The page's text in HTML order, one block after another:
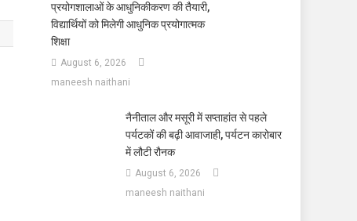
प्रयोगशालाओं के आधुनिकीकरण की तैयारी,
विद्यार्थियों को मिलेगी आधुनिक प्रयोगात्मक
शिक्षा
August 6, 2026
maneesh naithani
नैनीताल और मसूरी में सप्ताहांत से पहले
पर्यटकों की बढ़ी आवाजाही, पर्यटन कारोबार
में लौटी रौनक
August 6, 2026
maneesh naithani